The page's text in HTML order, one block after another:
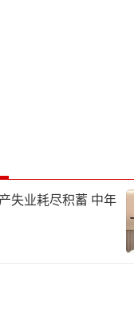
失业耗尽积蓄 中年